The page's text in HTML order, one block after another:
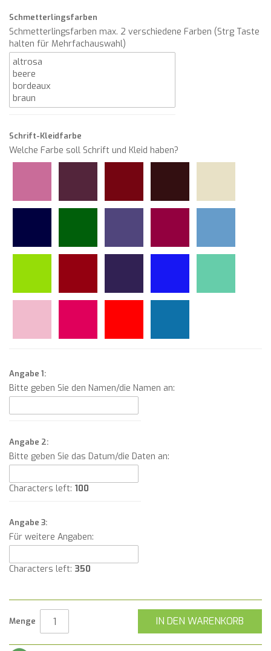
Schmetterlingsfarben
Schmetterlingsfarben max. 2 verschiedene Farben (Strg Taste
halten für Mehrfachauswahl)
Schrift-Kleidfarbe
Welche Farbe soll Schrift und Kleid haben?
Angabe 1:
Bitte geben Sie den Namen/die Namen an:
Angabe 2:
Bitte geben Sie das Datum/die Daten an:
Characters left: 100
Angabe 3:
Für weitere Angaben:
Characters left: 350
Menge IN DEN WARENKORB